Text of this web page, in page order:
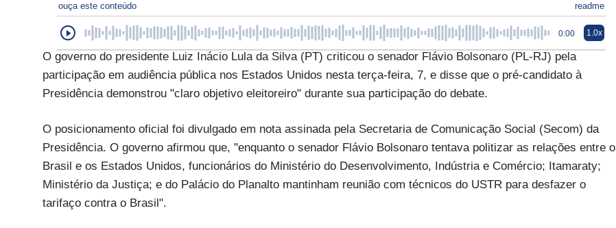
ouça este conteúdo readme
0:00 1.0x
O governo do presidente Luiz Inácio Lula da Silva (PT) criticou o senador Flávio Bolsonaro (PL-RJ) pela
participação em audiência pública nos Estados Unidos nesta terça-feira, 7, e disse que o pré-candidato à
Presidência demonstrou "claro objetivo eleitoreiro" durante sua participação do debate.
O posicionamento oficial foi divulgado em nota assinada pela Secretaria de Comunicação Social (Secom) da
Presidência. O governo afirmou que, "enquanto o senador Flávio Bolsonaro tentava politizar as relações entre o
Brasil e os Estados Unidos, funcionários do Ministério do Desenvolvimento, Indústria e Comércio; Itamaraty;
Ministério da Justiça; e do Palácio do Planalto mantinham reunião com técnicos do USTR para desfazer o
tarifaço contra o Brasil".